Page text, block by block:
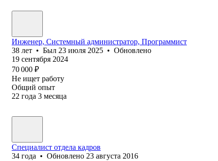
Инженер, Системный администратор, Программист
38 лет • Был 23 июля 2025 • Обновлено
19 сентября 2024
70 000 ₽
Не ищет работу
Общий опыт
22 года 3 месяца
Специалист отдела кадров
34 года • Обновлено 23 августа 2016